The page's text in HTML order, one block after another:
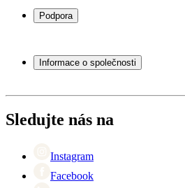
Stojany na víno
Vinný nábytek
Podpora
Servisní případ
Platba
Vrácení
Informace o společnosti
Black Friday
Singles Day
Sledujte nás na
Instagram
Facebook